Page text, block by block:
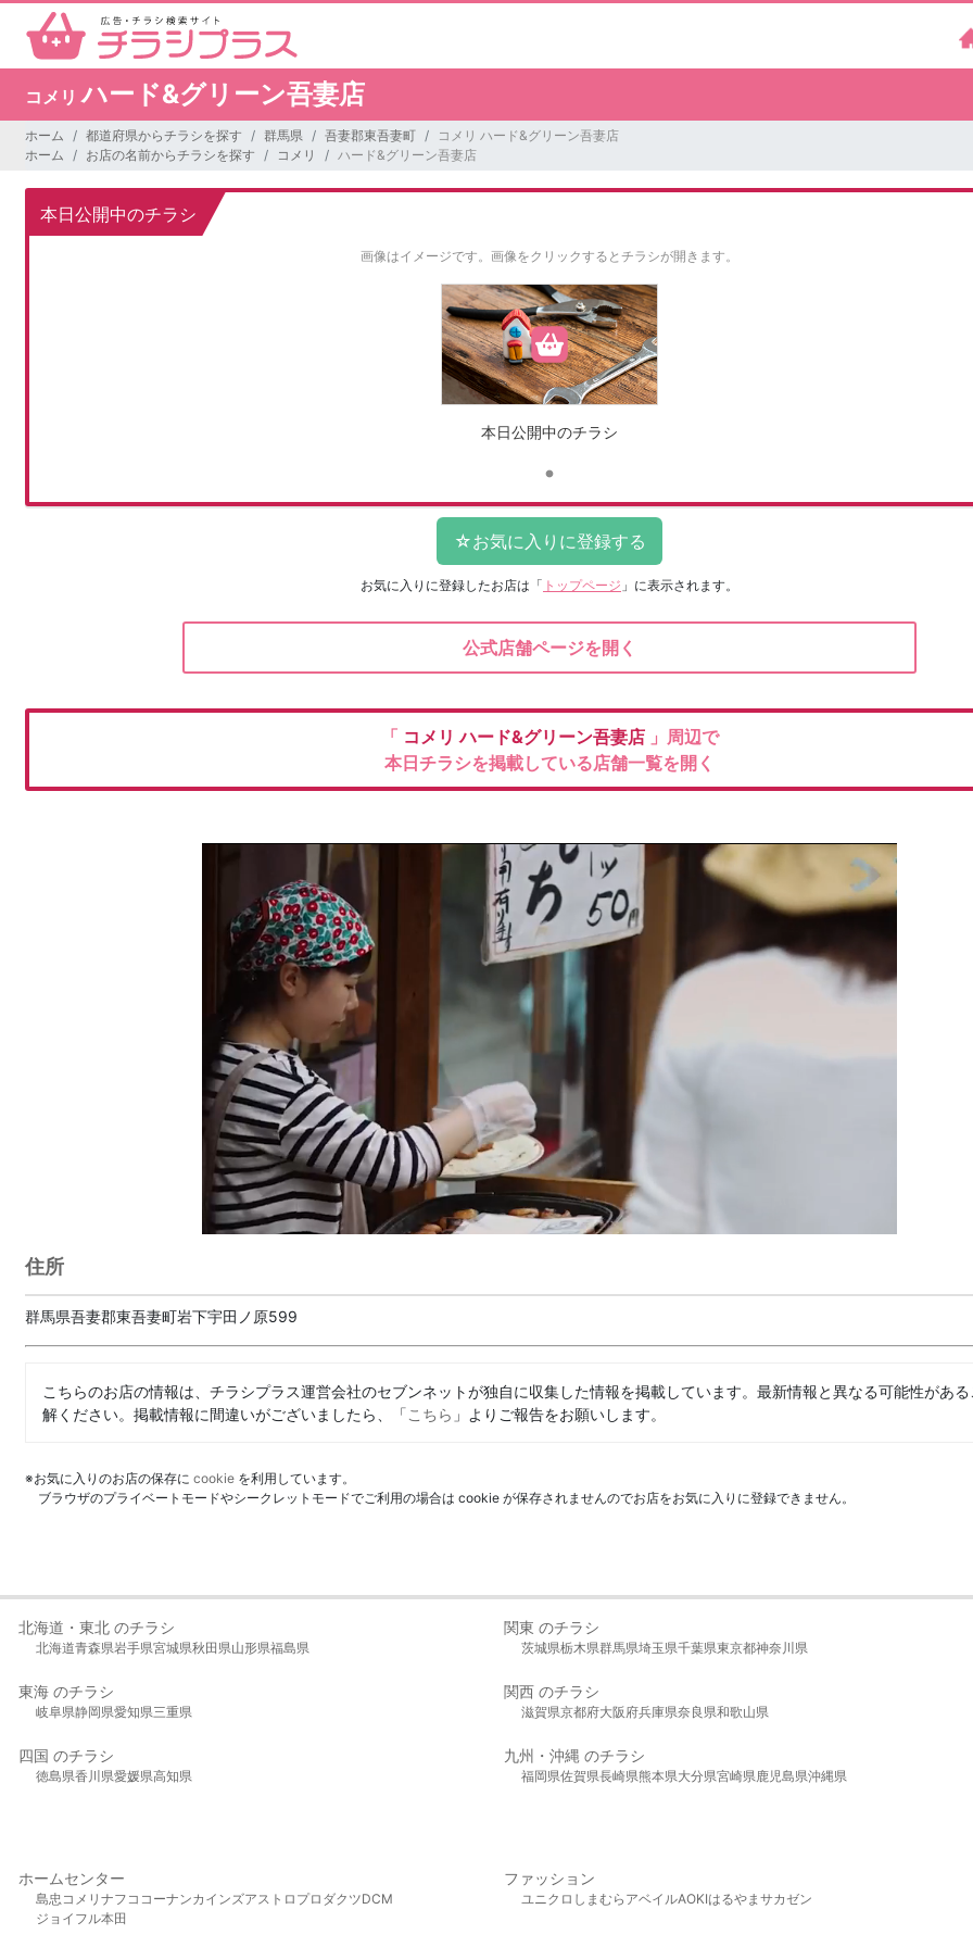
コメリハード&グリーン吾妻店
ホーム 都道府県からチラシを探す 群馬県 吾妻郡東吾妻町
コメリ ハード&グリーン吾妻店
ホーム
お店の名前からチラシを探す コメリ ハード&グリーン吾妻店
本日公開中のチラシ
画像はイメージです。 画像をクリックするとチラシが開きます。
本日公開中のチラシ
お気に入りに登録したお店は 「 トップページ 」に表示されます。
公式店舗ページを開く
「 コメリハード&グリーン吾妻店 」周辺で
本日チラシを掲載している店舗一覧を開く
住所
群馬県吾妻郡東吾妻町岩下宇田ノ原599
こちらのお店の情報は、チラシプラス運営会社のセブンネットが独自に収集した情報を掲載しています。最新情報と異なる可能性があ
解ください。掲載情報に間違いがございましたら、「こちら 」よりご報告をお願いします。
※お気に入りのお店の保存に cookie を利用しています。
ブラウザのプライベートモードやシークレットモードでご利用の場合は cookie が保存されませんのでお店をお気に入りに登録できません。
北海道・東北 のチラシ
北海道青森県岩手県宮城県秋田県山形県福島県
関東 のチラシ
茨城県栃木県群馬県埼玉県千葉県東京都神奈川県
東海 のチラシ
岐阜県静岡県愛知県三重県
関西 のチラシ
滋賀県京都府大阪府兵庫県奈良県和歌山県
四国 のチラシ
徳島県香川県愛媛県高知県
九州・沖縄 のチラシ
福岡県佐賀県長崎県熊本県大分県宮崎県鹿児島県沖縄県
ホームセンター
島忠 コメリ ナフコ コーナンカインズアストロプロダクツDCM
ジョイフル本田
ファッション
ユニクロ しまむら アベイルAOKIはるやま サカゼン